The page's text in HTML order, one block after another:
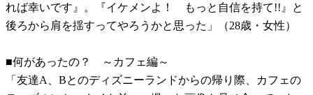
れば幸いです』。『イケメンよ！ もっと自信を持て!!』と
後ろから肩を揺すってやろうかと思った」（28歳・女性）
■何があったの？ ～カフェ編～
「友達A、Bとのディズニーランドからの帰り際、カフェの